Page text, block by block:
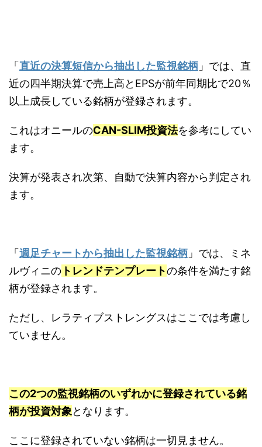
「 直近の決算短信から抽出した監視銘柄 」では、直
近の四半期決算で売上高とEPSが前年同期比で20％
以上成長している銘柄が登録されます。
これはオニールのCAN-SLIM投資法を参考にしてい
ます。
決算が発表され次第、自動で決算内容から判定され
ます。
「 週足チャートから抽出した監視銘柄 」では、ミネ
ルヴィニの トレンドテンプレートの条件を満たす銘
柄が登録されます。
ただし、レラティブストレングスはここでは考慮し
ていません。
この2つの監視銘柄のいずれかに登録されている銘
柄が投資対象となります。
ここに登録されていない銘柄は一切見ません。